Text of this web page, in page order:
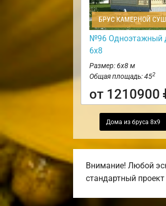
БРУС КАМЕРНОЙ
№96 Одноэтажный
6х8
Размер: 6х8 м
Общая площадь: 452
от 1210900
Дома из бруса 8х9
Внимание! Любой
стандартный проект